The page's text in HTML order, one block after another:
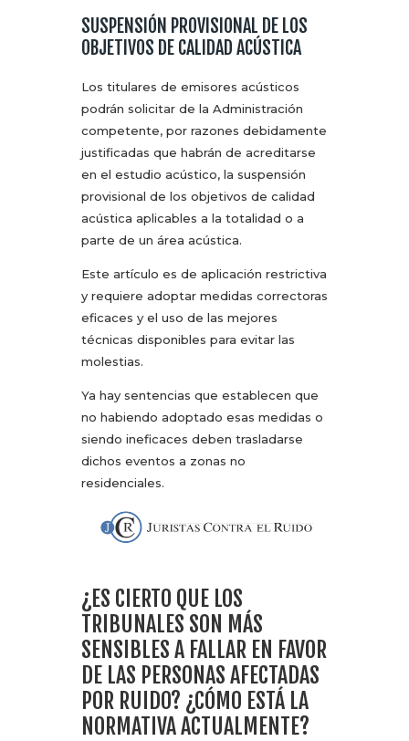
SUSPENSIÓN PROVISIONAL DE LOS
OBJETIVOS DE CALIDAD ACÚSTICA
Los titulares de emisores acústicos
podrán solicitar de la Administración
competente, por razones debidamente
justificadas que habrán de acreditarse
en el estudio acústico, la suspensión
provisional de los objetivos de calidad
acústica aplicables a la totalidad o a
parte de un área acústica.
Este artículo es de aplicación restrictiva
y requiere adoptar medidas correctoras
eficaces y el uso de las mejores
técnicas disponibles para evitar las
molestias.
Ya hay sentencias que establecen que
no habiendo adoptado esas medidas o
siendo ineficaces deben trasladarse
dichos eventos a zonas no
residenciales.
¿ES CIERTO QUE LOS
TRIBUNALES SON MÁS
SENSIBLES A FALLAR EN FAVOR
DE LAS PERSONAS AFECTADAS
POR RUIDO? ¿CÓMO ESTÁ LA
NORMATIVA ACTUALMENTE?